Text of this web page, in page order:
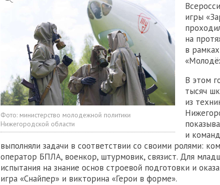
Фото: министерство молодежной политики
Нижегородской области
игры
на
в
В этом
тысяч
из
и
выполняли задачи в соответствии со своими ролями:
оператор БПЛА, военкор, штурмовик, связист. Для
испытания на знание основ строевой подготовки и
игра «Снайпер» и викторина «Герои в форме».